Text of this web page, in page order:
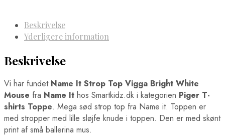
Beskrivelse
Yderligere information
Beskrivelse
Vi har fundet Name It Strop Top Vigga Bright White
Mouse fra Name It hos Smartkidz.dk i kategorien Piger T-
shirts Toppe. Mega sød strop top fra Name it. Toppen er
med stropper med lille sløjfe knude i toppen. Den er med skønt
print af små ballerina mus.